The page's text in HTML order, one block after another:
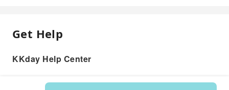
Get Help
KKday Help Center